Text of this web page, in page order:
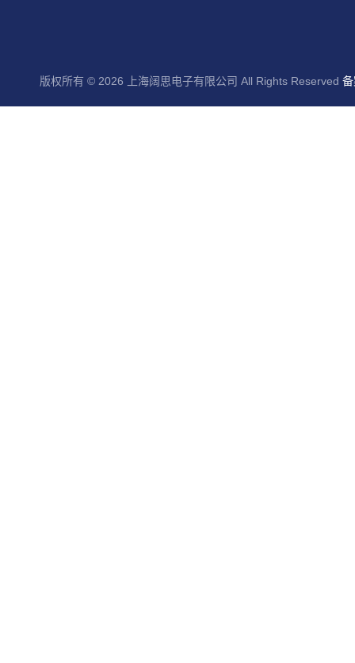
版权所有 © 2026 上海阔思电子有限公司 All Rights Reserved